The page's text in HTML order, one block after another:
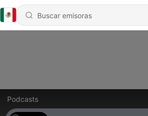
Podcasts